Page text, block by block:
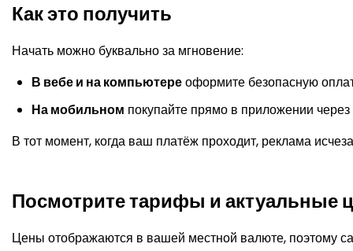
Как это получить
Начать можно буквально за мгновение:
В вебе и на компьютереоформите безопасную
На мобильном покупайте прямо в приложении через
В тот момент, когда ваш платёж проходит, реклама
Посмотрите тарифы и актуальные
Цены отображаются в вашей местной валюте, поэтому